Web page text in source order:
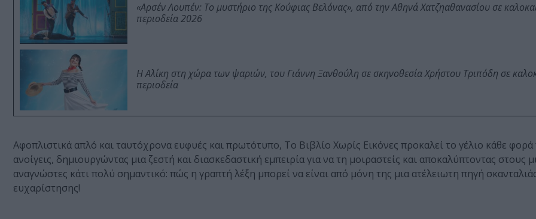
«Αρσέν Λουπέν: Το μυστήριο της Κούφιας Βελόνας», από την Αθηνά Χατζηαθανασίου σε
περιοδεία 2026
Η Αλίκη στη χώρα των ψαριών, του Γιάννη Ξανθούλη σε σκηνοθεσία Χρήστου Τριπόδη σε
περιοδεία
Αφοπλιστικά απλό και ταυτόχρονα ευφυές και πρωτότυπο, Το Βιβλίο Χωρίς Εικόνες προκαλεί το γέλιο κάθε
ανοίγεις, δημιουργώντας μια ζεστή και διασκεδαστική εμπειρία για να τη μοιραστείς και αποκαλύπτοντας στους
αναγνώστες κάτι πολύ σημαντικό: πώς η γραπτή λέξη μπορεί να είναι από μόνη της μια ατέλειωτη πηγή
ευχαρίστησης!